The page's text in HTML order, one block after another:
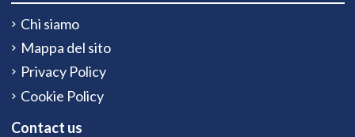
Chi siamo
Mappa del sito
Privacy Policy
Cookie Policy
Contact us